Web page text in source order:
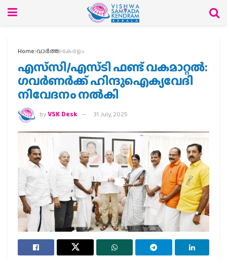
Home വാര്‍ത്ത കേരളം
എസ്‌സി/എസ്ടി ഫണ്ട് വകമാറ്റല്‍:
ഗവര്‍ണര്‍ക്ക് ഹിന്ദുഐക്യവേദി
നിവേദനം നല്‍കി
byVSK Desk 31 July, 2025